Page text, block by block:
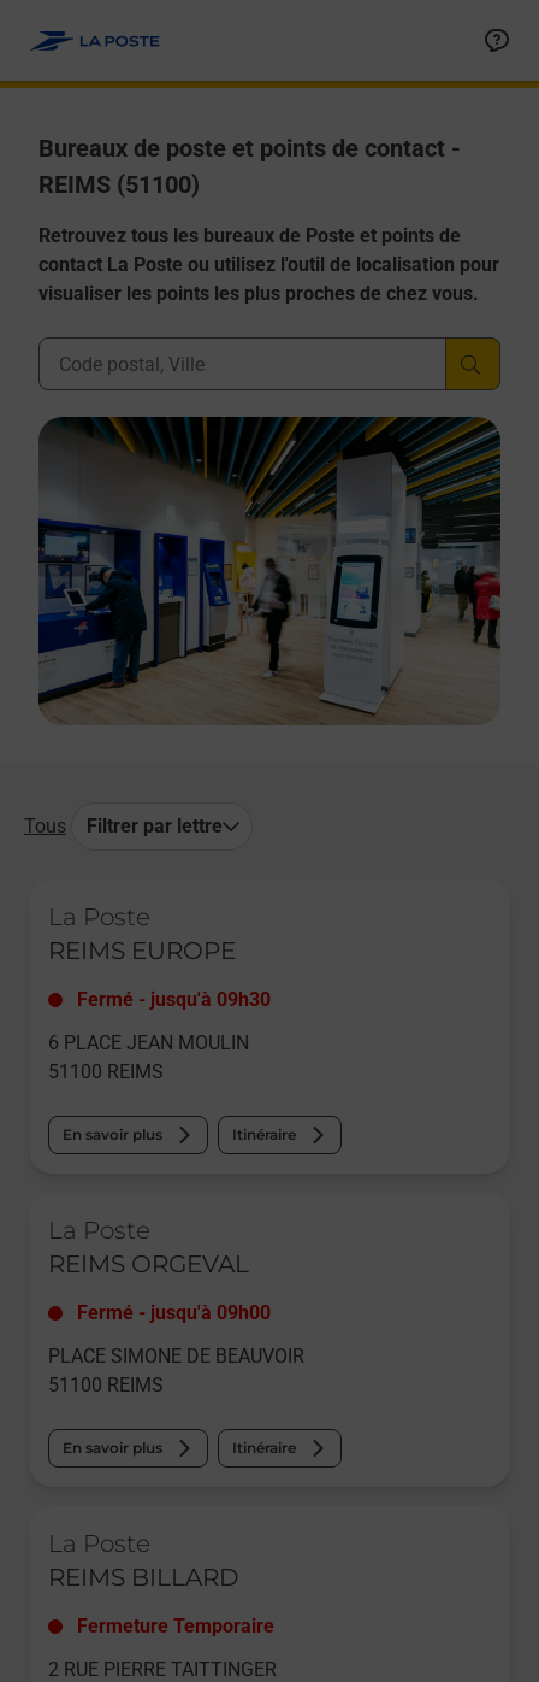
Bureaux de poste et points de contact -
REIMS (51100)
Retrouvez tous les bureaux de Poste et points de
contact La Poste ou utilisez l'outil de localisation pour
visualiser les points les plus proches de chez vous.
Ville, Département, Code Postal
Tous Filtrer par lettre
La Poste
REIMS EUROPE
Fermé - jusqu'à 09h30
6 PLACE JEAN MOULIN
51100 REIMS
En savoir plus Itinéraire
La Poste
REIMS ORGEVAL
Fermé - jusqu'à 09h00
PLACE SIMONE DE BEAUVOIR
51100 REIMS
En savoir plus Itinéraire
La Poste
REIMS BILLARD
Fermeture Temporaire
2 RUE PIERRE TAITTINGER